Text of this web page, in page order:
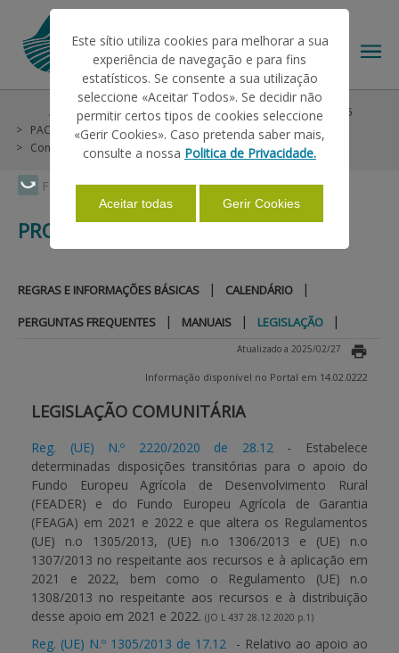
Faça Swipe para ver o menu
O IFAP
AJUDAS/APOIOS
INFORMAÇÕES
Entrar / Registar
Ajudas/Apoios Ajudas no Pedido Único
Pré-PU 2025
PAC 2014-2022
Medidas Agro e Silvo Ambientais
Continente - PDR2020
Produção Integrada Legislação
PRODUÇÃO INTEGRADA
REGRAS E INFORMAÇÕES BÁSICAS | CALENDÁRIO |
PERGUNTAS FREQUENTES | MANUAIS | LEGISLAÇÃO |
Atualizado a 2025/02/27
Informação disponível no Portal em 14.02.0222
LEGISLAÇÃO COMUNITÁRIA
Reg. (UE) N.º 2220/2020 de 28.12- Estabelece
determinadas disposições transitórias para o apoio do
Fundo Europeu Agrícola de Desenvolvimento Rural
(FEADER) e do Fundo Europeu Agrícola de Garantia
(FEAGA) em 2021 e 2022 e que altera os Regulamentos
(UE) n.o 1305/2013, (UE) n.o 1306/2013 e (UE) n.o
1307/2013 no respeitante aos recursos e à aplicação em
2021 e 2022, bem como o Regulamento (UE) n.o
1308/2013 no respeitante aos recursos e à distribuição
desse apoio em 2021 e 2022. (JO L 437 28.12.2020 p.1)
Reg. (UE) N.º 1305/2013 de 17.12 - Relativo ao apoio ao
Este sítio utiliza cookies para melhorar a sua
experiência de navegação e para fins
estatísticos. Se consente a sua utilização
seleccione «Aceitar Todos». Se decidir não
permitir certos tipos de cookies seleccione
«Gerir Cookies». Caso pretenda saber mais,
consulte a nossa Politica de Privacidade.
Aceitar todas Gerir Cookies